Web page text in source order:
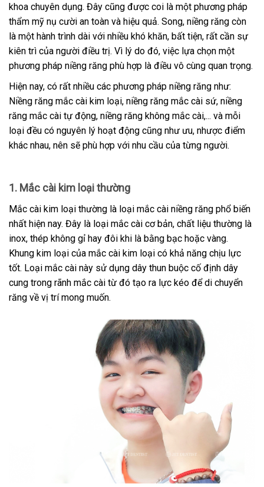
khoa chuyên dụng. Đây cũng được coi là một phương pháp
thẩm mỹ nụ cười an toàn và hiệu quả. Song, niềng răng còn
là một hành trình dài với nhiều khó khăn, bất tiện, rất cần sự
kiên trì của người điều trị. Vì lý do đó, việc lựa chọn một
phương pháp niềng răng phù hợp là điều vô cùng quan trọng.
Hiện nay, có rất nhiều các phương pháp niềng răng như:
Niềng răng mắc cài kim loại, niềng răng mắc cài sứ, niềng
răng mắc cài tự động, niềng răng không mắc cài,... và mỗi
loại đều có nguyên lý hoạt động cũng như ưu, nhược điểm
khác nhau, nên sẽ phù hợp với nhu cầu của từng người.
1. Mắc cài kim loại thường
Mắc cài kim loại thường là loại mắc cài niềng răng phổ biến
nhất hiện nay. Đây là loại mắc cài cơ bản, chất liệu thường là
inox, thép không gỉ hay đôi khi là bằng bạc hoặc vàng.
Khung kim loại của mắc cài kim loại có khả năng chịu lực
tốt. Loại mắc cài này sử dụng dây thun buộc cố định dây
cung trong rãnh mắc cài từ đó tạo ra lực kéo để di chuyển
răng về vị trí mong muốn.